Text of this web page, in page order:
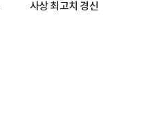
사상 최고치 경신